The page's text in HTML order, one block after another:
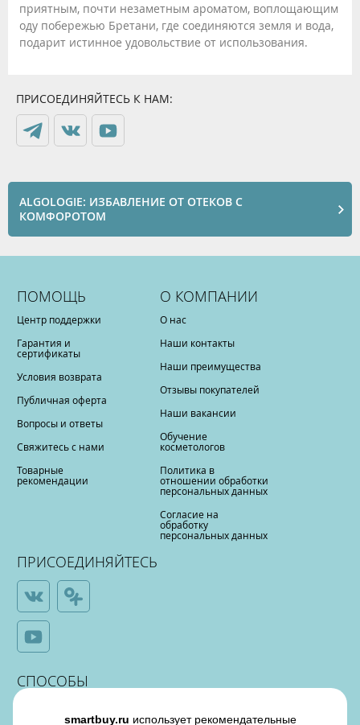
приятным, почти незаметным ароматом, воплощающим
оду побережью Бретани, где соединяются земля и вода,
подарит истинное удовольствие от использования.
ПРИСОЕДИНЯЙТЕСЬ К НАМ:
ALGOLOGIE: ИЗБАВЛЕНИЕ ОТ ОТЕКОВ С
КОМФОРОТОМ
ПОМОЩЬ
Центр поддержки
Гарантия и
сертификаты
Условия возврата
Публичная оферта
Вопросы и ответы
Свяжитесь с нами
Товарные
рекомендации
О КОМПАНИИ
О нас
Наши контакты
Наши преимущества
Отзывы покупателей
Наши вакансии
Обучение
косметологов
Политика в
отношении обработки
персональных данных
Согласие на
обработку
персональных данных
ПРИСОЕДИНЯЙТЕСЬ
СПОСОБЫ
ОПЛАТЫ
smartbuy.ru использует рекомендательные